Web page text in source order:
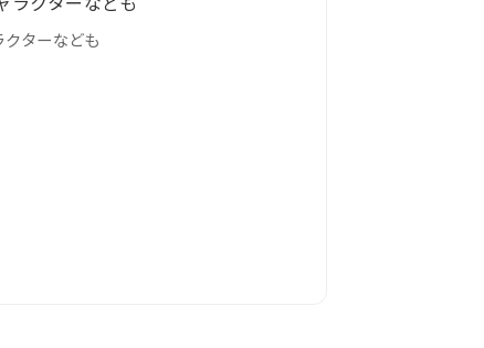
クターなども